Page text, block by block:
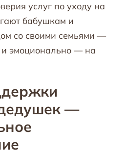
услуг по уходу на
бабушкам и
со своими семьями —
и эмоционально — на
—